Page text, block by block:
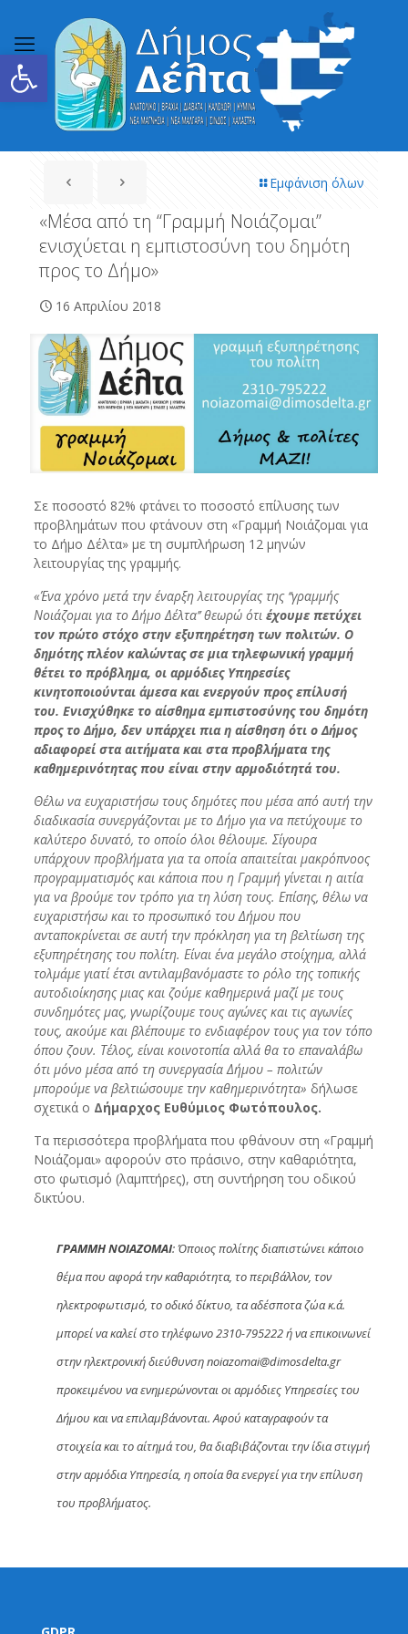
Ανοίξτε τη γραμμή εργαλείων
Εμφάνιση όλων
«Μέσα από τη ‘‘Γραμμή Νοιάζομαι’’
ενισχύεται η εμπιστοσύνη του δημότη
προς το Δήμο»
16 Απριλίου 2018
Σε ποσοστό 82% φτάνει το ποσοστό επίλυσης των
προβλημάτων που φτάνουν στη «Γραμμή Νοιάζομαι για
το Δήμο Δέλτα» με τη συμπλήρωση 12 μηνών
λειτουργίας της γραμμής.
«Ένα χρόνο μετά την έναρξη λειτουργίας της ‘‘γραμμής
Νοιάζομαι για το Δήμο Δέλτα’’ θεωρώ ότι έχουμε πετύχει
τον πρώτο στόχο στην εξυπηρέτηση των πολιτών. Ο
δημότης πλέον καλώντας σε μια τηλεφωνική γραμμή
θέτει το πρόβλημα, οι αρμόδιες Υπηρεσίες
κινητοποιούνται άμεσα και ενεργούν προς επίλυσή
του. Ενισχύθηκε το αίσθημα εμπιστοσύνης του δημότη
προς το Δήμο, δεν υπάρχει πια η αίσθηση ότι ο Δήμος
αδιαφορεί στα αιτήματα και στα προβλήματα της
καθημερινότητας που είναι στην αρμοδιότητά του.
Θέλω να ευχαριστήσω τους δημότες που μέσα από αυτή την
διαδικασία συνεργάζονται με το Δήμο για να πετύχουμε το
καλύτερο δυνατό, το οποίο όλοι θέλουμε. Σίγουρα
υπάρχουν προβλήματα για τα οποία απαιτείται μακρόπνοος
προγραμματισμός και κάποια που η Γραμμή γίνεται η αιτία
για να βρούμε τον τρόπο για τη λύση τους. Επίσης, θέλω να
ευχαριστήσω και το προσωπικό του Δήμου που
ανταποκρίνεται σε αυτή την πρόκληση για τη βελτίωση της
εξυπηρέτησης του πολίτη. Είναι ένα μεγάλο στοίχημα, αλλά
τολμάμε γιατί έτσι αντιλαμβανόμαστε το ρόλο της τοπικής
αυτοδιοίκησης μιας και ζούμε καθημερινά μαζί με τους
συνδημότες μας, γνωρίζουμε τους αγώνες και τις αγωνίες
τους, ακούμε και βλέπουμε το ενδιαφέρον τους για τον τόπο
όπου ζουν. Τέλος, είναι κοινοτοπία αλλά θα το επαναλάβω
ότι μόνο μέσα από τη συνεργασία Δήμου – πολιτών
μπορούμε να βελτιώσουμε την καθημερινότητα» δήλωσε
σχετικά ο Δήμαρχος Ευθύμιος Φωτόπουλος.
Τα περισσότερα προβλήματα που φθάνουν στη «Γραμμή
Νοιάζομαι» αφορούν στο πράσινο, στην καθαριότητα,
στο φωτισμό (λαμπτήρες), στη συντήρηση του οδικού
δικτύου.
ΓΡΑΜΜΗ ΝΟΙΑΖΟΜΑΙ: Όποιος πολίτης διαπιστώνει κάποιο
θέμα που αφορά την καθαριότητα, το περιβάλλον, τον
ηλεκτροφωτισμό, το οδικό δίκτυο, τα αδέσποτα ζώα κ.ά.
μπορεί να καλεί στο τηλέφωνο 2310-795222 ή να επικοινωνεί
στην ηλεκτρονική διεύθυνση noiazomai@dimosdelta.gr
προκειμένου να ενημερώνονται οι αρμόδιες Υπηρεσίες του
Δήμου και να επιλαμβάνονται. Αφού καταγραφούν τα
στοιχεία και το αίτημά του, θα διαβιβάζονται την ίδια στιγμή
στην αρμόδια Υπηρεσία, η οποία θα ενεργεί για την επίλυση
του προβλήματος.